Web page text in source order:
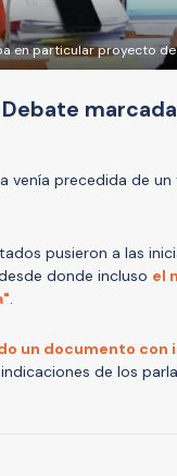
en particular proyecto
venía precedida de
pusieron a las
donde incluso el
.
un documento con
de los